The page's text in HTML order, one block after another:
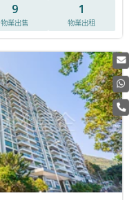
9
物業出售
1
物業出租